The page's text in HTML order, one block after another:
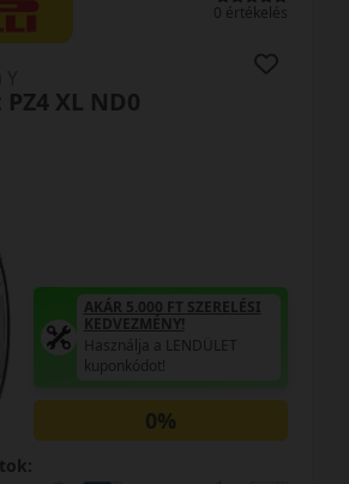
0 értékelés
7 XL FR
AKÁR 5.000 FT SZERELÉSI
KEDVEZMÉNY!
Használja a LENDÜLET
kuponkódot!